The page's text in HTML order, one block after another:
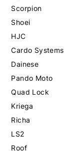
Scorpion
Shoei
HJC
Cardo Systems
Dainese
Pando Moto
Quad Lock
Kriega
Richa
LS2
Roof